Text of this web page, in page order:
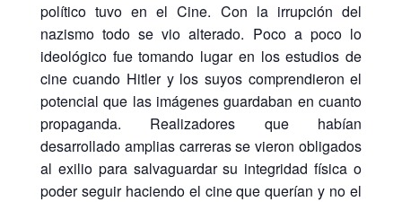
político tuvo en el Cine. Con la irrupción del
nazismo todo se vio alterado. Poco a poco lo
ideológico fue tomando lugar en los estudios de
cine cuando Hitler y los suyos comprendieron el
potencial que las imágenes guardaban en cuanto
propaganda. Realizadores que habían
desarrollado amplias carreras se vieron obligados
al exilio para salvaguardar su integridad física o
poder seguir haciendo el cine que querían y no el